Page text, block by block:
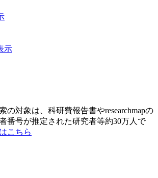
示
の対象は、科研費報告書やresearchmapの
番号が推定された研究者等約30万人で
こちら